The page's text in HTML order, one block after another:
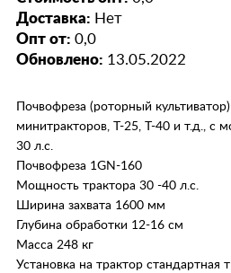
Доставка: Нет
Опт от: 0,0
Обновлено: 13.05.2022
Почвофреза (роторный
минитракторов, Т-25, Т-40 и т.д., с
30 л.с.
Почвофреза 1GN-160
Мощность трактора 30 -40 л.с.
Ширина захвата 1600 мм
Глубина обработки 12-16 см
Масса 248 кг
Установка на трактор стандартная